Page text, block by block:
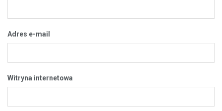
Adres e-mail
Witryna internetowa